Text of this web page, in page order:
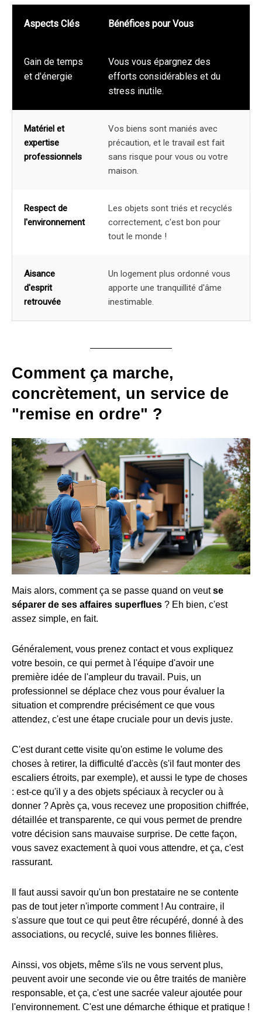
Aspects Clés Bénéfices pour Vous
Gain de temps
et d'énergie
Vous vous épargnez des
efforts considérables et du
stress inutile.
Matériel et
expertise
professionnels
Vos biens sont maniés avec
précaution, et le travail est fait
sans risque pour vous ou votre
maison.
Respect de
l'environnement
Les objets sont triés et recyclés
correctement, c'est bon pour
tout le monde !
Aisance
d'esprit
retrouvée
Un logement plus ordonné vous
apporte une tranquillité d'âme
inestimable.
Comment ça marche,
concrètement, un service de
"remise en ordre" ?
Mais alors, comment ça se passe quand on veutse
séparer de ses affaires superflues ? Eh bien, c'est
assez simple, en fait.
Généralement, vous prenez contact et vous expliquez
votre besoin, ce qui permet à l'équipe d'avoir une
première idée de l'ampleur du travail. Puis, un
professionnel se déplace chez vous pour évaluer la
situation et comprendre précisément ce que vous
attendez, c'est une étape cruciale pour un devis juste.
C'est durant cette visite qu'on estime le volume des
choses à retirer, la difficulté d'accès (s'il faut monter des
escaliers étroits, par exemple), et aussi le type de choses
: est-ce qu'il y a des objets spéciaux à recycler ou à
donner ? Après ça, vous recevez une proposition chiffrée,
détaillée et transparente, ce qui vous permet de prendre
votre décision sans mauvaise surprise. De cette façon,
vous savez exactement à quoi vous attendre, et ça, c'est
rassurant.
Il faut aussi savoir qu'un bon prestataire ne se contente
pas de tout jeter n'importe comment ! Au contraire, il
s'assure que tout ce qui peut être récupéré, donné à des
associations, ou recyclé, suive les bonnes filières.
Ainssi, vos objets, même s'ils ne vous servent plus,
peuvent avoir une seconde vie ou être traités de manière
responsable, et ça, c'est une sacrée valeur ajoutée pour
l'environnement. C'est une démarche éthique et pratique !